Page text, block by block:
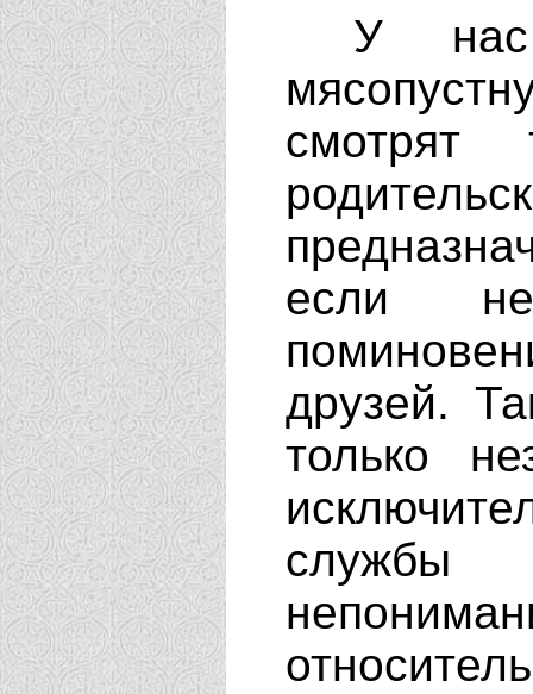
У нас
смотрят
если
друзей.
только